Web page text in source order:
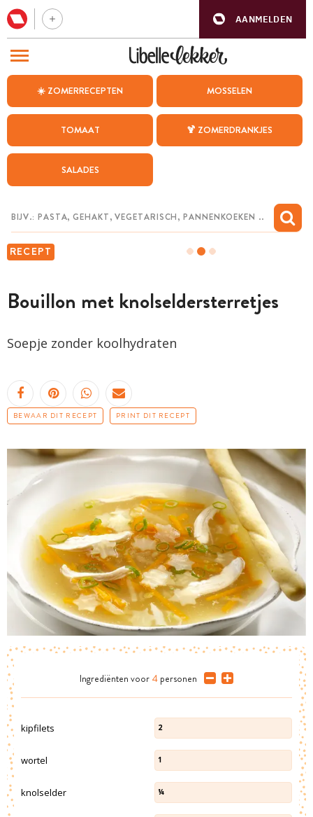
AANMELDEN
☀️ ZOMERRECEPTEN MOSSELEN
TOMAAT 🍹 ZOMERDRANKJES
SALADES
RECEPT
Bouillon met knolseldersterretjes
Soepje zonder koolhydraten
BEWAAR DIT RECEPT PRINT DIT RECEPT
Ingrediënten voor 4 personen
kipfilets 2
wortel 1
knolselder ¼
BEZOEK ONZE ANDERE WEBSITES
WEEKMENU
CHAT MET MAIA
MIJN BEWAARDE RECEPTEN